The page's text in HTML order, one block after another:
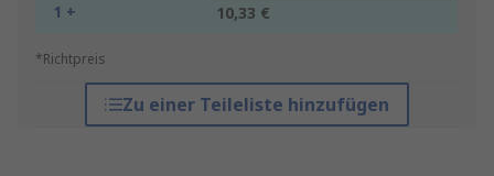
1 + 10,33 €
*Richtpreis
Zu einer Teileliste hinzufügen